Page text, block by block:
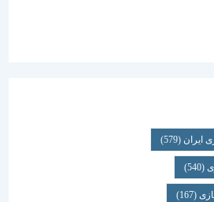
(579)